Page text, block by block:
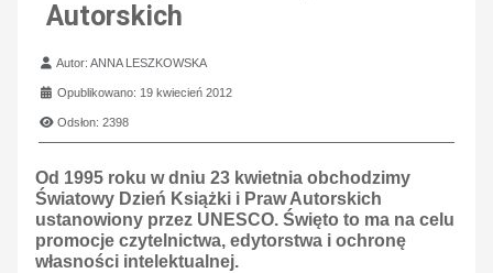
Autorskich
Szczegóły
Autor:ANNA LESZKOWSKA
Opublikowano: 19 kwiecień 2012
Odsłon: 2398
Od 1995 roku w dniu 23 kwietnia obchodzimy
Światowy Dzień Książki i Praw Autorskich
ustanowiony przez UNESCO. Święto to ma na celu
promocje czytelnictwa, edytorstwa i ochronę
własności intelektualnej.